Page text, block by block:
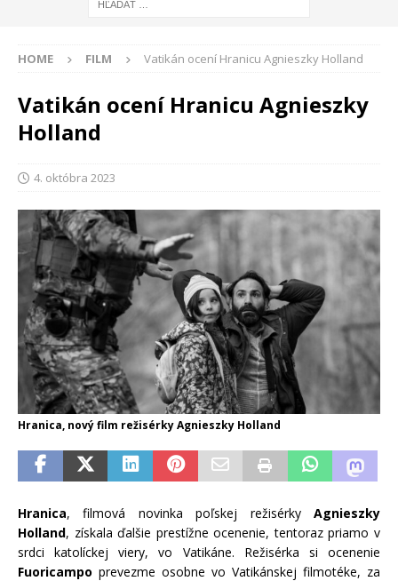
HOME FILM Vatikán ocení Hranicu Agnieszky Holland
Vatikán ocení Hranicu Agnieszky
Holland
4. októbra 2023
Hranica, nový film režisérky Agnieszky Holland
Hranica, filmová novinka poľskej režisérky Agnieszky
Holland, získala ďalšie prestížne ocenenie, tentoraz priamo v
srdci katolíckej viery, vo Vatikáne. Režisérka si ocenenie
Fuoricampo prevezme osobne vo Vatikánskej filmotéke, za